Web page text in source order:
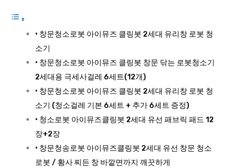
창문청소로봇 아이뮤즈 클링봇 2세대 유리창 로봇 청
소기
창문청소로봇 아이뮤즈 클링봇 창문 닦는 로봇청소기
2세대용 극세사걸레 6세트(12개)
창문청소로봇 아이뮤즈 클링봇 2세대 유리창 로봇 청
소기 (청소걸레 기본 6세트 + 추가 6세트 증정)
청소로봇 아이뮤즈클링봇 2세대 유선 패브릭 패드 12
장+2장
창문청송로봇 아이뮤즈클링봇 2세대 유선 창문 청소
로봇 / 황사 찌든 창 바깥면까지 깨끗하게